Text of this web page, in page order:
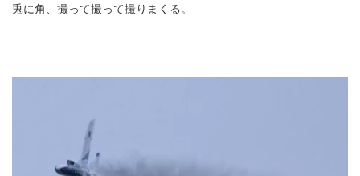
兎に角、撮って撮って撮りまくる。